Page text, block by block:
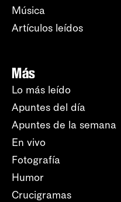
Música
Artículos leídos
Más
Lo más leído
Apuntes del día
Apuntes de la semana
En vivo
Fotografía
Humor
Crucigramas